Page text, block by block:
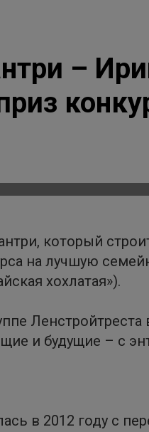
–
который
на лучшую
хохлатая»).
и будущие – с
в 2012 году с